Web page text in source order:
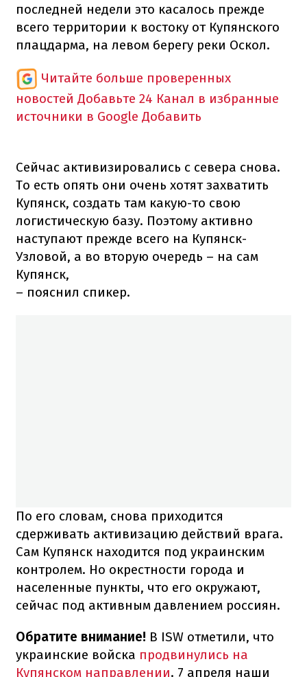
последней недели это касалось прежде
всего территории к востоку от Купянского
плацдарма, на левом берегу реки Оскол.
Читайте больше проверенных
новостей Добавьте 24 Канал в избранные
источники в Google Добавить
Сейчас активизировались с севера снова.
То есть опять они очень хотят захватить
Купянск, создать там какую-то свою
логистическую базу. Поэтому активно
наступают прежде всего на Купянск-
Узловой, а во вторую очередь – на сам
Купянск,
– пояснил спикер.
По его словам, снова приходится
сдерживать активизацию действий врага.
Сам Купянск находится под украинским
контролем. Но окрестности города и
населенные пункты, что его окружают,
сейчас под активным давлением россиян.
Обратите внимание! В ISW отметили, что
украинские войска продвинулись на
Купянском направлении. 7 апреля наши